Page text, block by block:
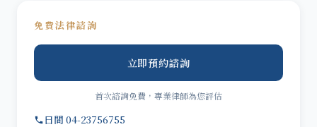
免費法律諮詢
立即預約諮詢
首次諮詢免費，專業律師為您評估
日間 04-23756755